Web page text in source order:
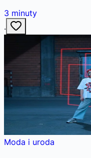
3 minuty
·
Moda i uroda